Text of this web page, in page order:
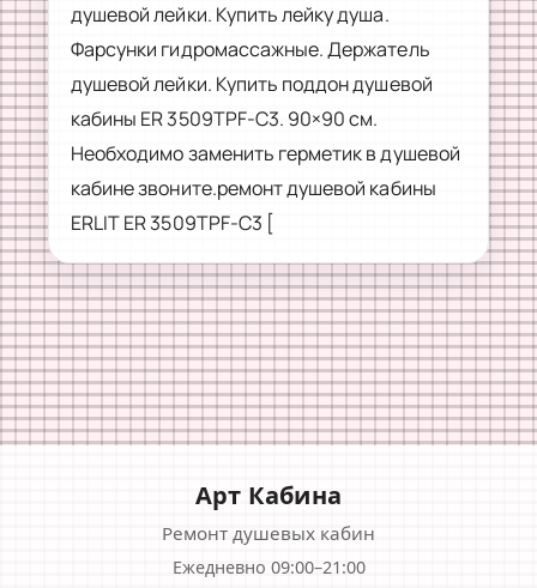
душевой лейки. Купить лейку душа.
Фарсунки гидромассажные. Держатель
душевой лейки. Купить поддон душевой
кабины ER 3509TPF-C3. 90×90 см.
Необходимо заменить герметик в душевой
кабине звоните.ремонт душевой кабины
ERLIT ER 3509TPF-C3 [
Арт Кабина
Ремонт душевых кабин
Ежедневно 09:00–21:00